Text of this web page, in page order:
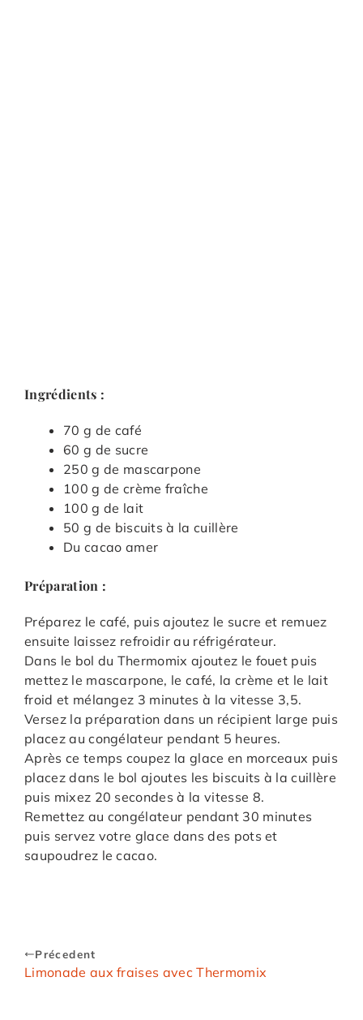
Ingrédients :
70 g de café
60 g de sucre
250 g de mascarpone
100 g de crème fraîche
100 g de lait
50 g de biscuits à la cuillère
Du cacao amer
Préparation :
Préparez le café, puis ajoutez le sucre et remuez
ensuite laissez refroidir au réfrigérateur.
Dans le bol du Thermomix ajoutez le fouet puis
mettez le mascarpone, le café, la crème et le lait
froid et mélangez 3 minutes à la vitesse 3,5.
Versez la préparation dans un récipient large puis
placez au congélateur pendant 5 heures.
Après ce temps coupez la glace en morceaux puis
placez dans le bol ajoutes les biscuits à la cuillère
puis mixez 20 secondes à la vitesse 8.
Remettez au congélateur pendant 30 minutes
puis servez votre glace dans des pots et
saupoudrez le cacao.
Précedent
Limonade aux fraises avec Thermomix